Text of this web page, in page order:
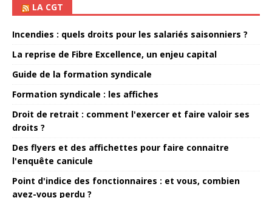
LA CGT
Incendies : quels droits pour les salariés saisonniers ?
La reprise de Fibre Excellence, un enjeu capital
Guide de la formation syndicale
Formation syndicale : les affiches
Droit de retrait : comment l'exercer et faire valoir ses
droits ?
Des flyers et des affichettes pour faire connaitre
l'enquête canicule
Point d'indice des fonctionnaires : et vous, combien
avez-vous perdu ?